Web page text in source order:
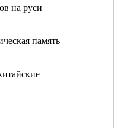
на руси
память